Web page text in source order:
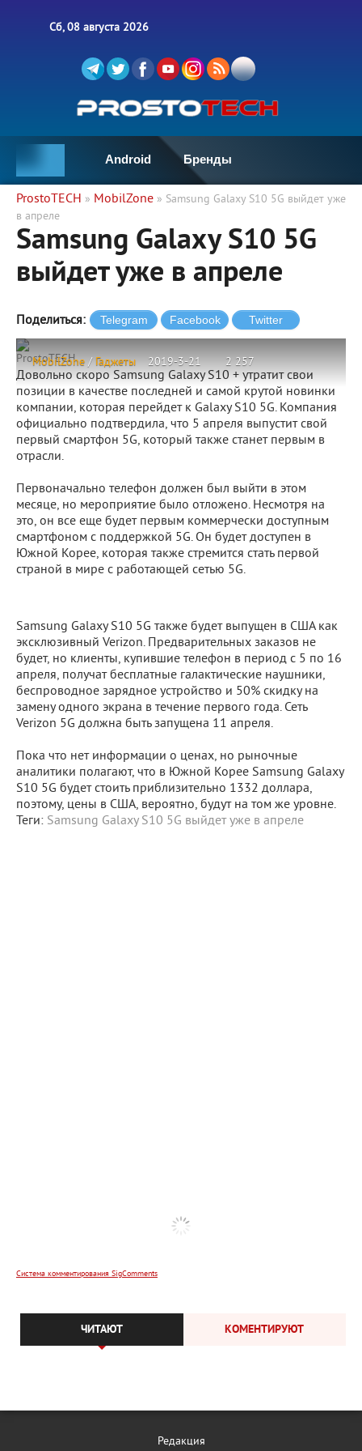
Сб, 08 августа 2026
Android Бренды
ProstoTECH » MobilZone » Samsung Galaxy S10 5G выйдет уже
в апреле
Samsung Galaxy S10 5G
выйдет уже в апреле
Поделиться:
MobilZone / Гаджеты 2019-3-21 2 257
ProstoTECH
Довольно скоро Samsung Galaxy S10 + утратит свои
позиции в качестве последней и самой крутой новинки
компании, которая перейдет к Galaxy S10 5G. Компания
официально подтвердила, что 5 апреля выпустит свой
первый смартфон 5G, который также станет первым в
отрасли.
Первоначально телефон должен был выйти в этом
месяце, но мероприятие было отложено. Несмотря на
это, он все еще будет первым коммерчески доступным
смартфоном с поддержкой 5G. Он будет доступен в
Южной Корее, которая также стремится стать первой
страной в мире с работающей сетью 5G.
Samsung Galaxy S10 5G также будет выпущен в США как
эксклюзивный Verizon. Предварительных заказов не
будет, но клиенты, купившие телефон в период с 5 по 16
апреля, получат бесплатные галактические наушники,
беспроводное зарядное устройство и 50% скидку на
замену одного экрана в течение первого года. Сеть
Verizon 5G должна быть запущена 11 апреля.
Пока что нет информации о ценах, но рыночные
аналитики полагают, что в Южной Корее Samsung Galaxy
S10 5G будет стоить приблизительно 1332 доллара,
поэтому, цены в США, вероятно, будут на том же уровне.
Теги: Samsung Galaxy S10 5G выйдет уже в апреле
Система комментирования SigComments
ЧИТАЮТ КОМЕНТИРУЮТ
Редакция